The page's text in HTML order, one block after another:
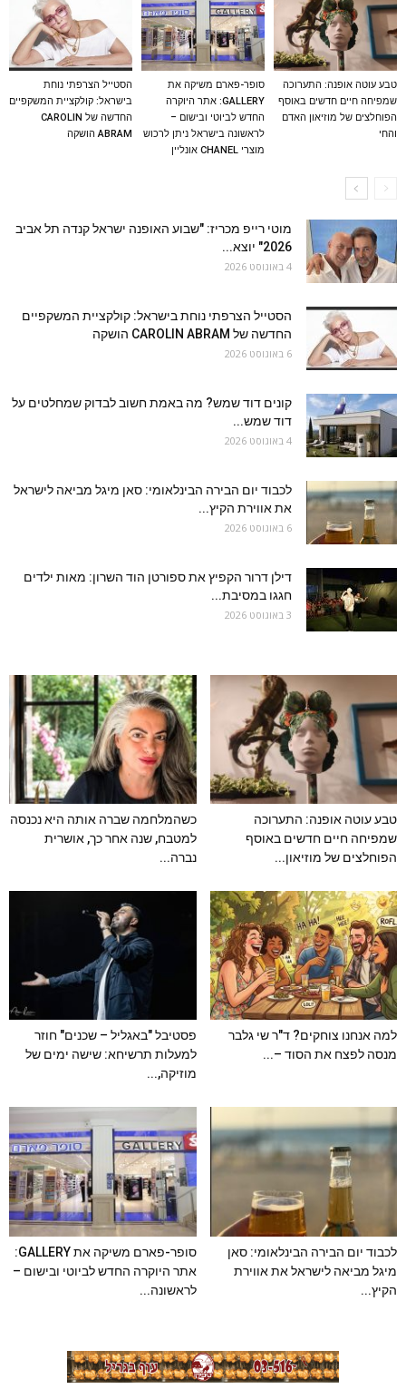
טבע עוטה אופנה: התערוכה
שמפיחה חיים חדשים באוסף
הפוחלצים של מוזיאון האדם
והחי
סופר-פארם משיקה את
GALLERY: אתר היוקרה
החדש לביוטי ובישום –
לראשונה בישראל ניתן לרכוש
מוצרי CHANEL אונליין
הסטייל הצרפתי נוחת
בישראל: קולקציית המשקפיים
החדשה של CAROLIN
ABRAM הושקה
מוטי רייפ מכריז: "שבוע האופנה ישראל קנדה תל אביב
2026" יוצא...
4 באוגוסט 2026
הסטייל הצרפתי נוחת בישראל: קולקציית המשקפיים
החדשה של CAROLIN ABRAM הושקה
6 באוגוסט 2026
קונים דוד שמש? מה באמת חשוב לבדוק שמחלטים על
דוד שמש...
4 באוגוסט 2026
לכבוד יום הבירה הבינלאומי: סאן מיגל מביאה לישראל
את אווירת הקיץ...
6 באוגוסט 2026
דילן דרור הקפיץ את ספורטן הוד השרון: מאות ילדים
חגגו במסיבת...
3 באוגוסט 2026
טבע עוטה אופנה: התערוכה
שמפיחה חיים חדשים באוסף
הפוחלצים של מוזיאון...
כשהמלחמה שברה אותה היא נכנסה
למטבח, שנה אחר כך, אושרית
נברה...
למה אנחנו צוחקים? ד"ר שי גלבר
מנסה לפצח את הסוד –...
פסטיבל "באגליל – שכנים" חוזר
למעלות תרשיחא: שישה ימים של
מוזיקה,...
לכבוד יום הבירה הבינלאומי: סאן
מיגל מביאה לישראל את אווירת
הקיץ...
סופר-פארם משיקה את GALLERY:
אתר היוקרה החדש לביוטי ובישום –
לראשונה...